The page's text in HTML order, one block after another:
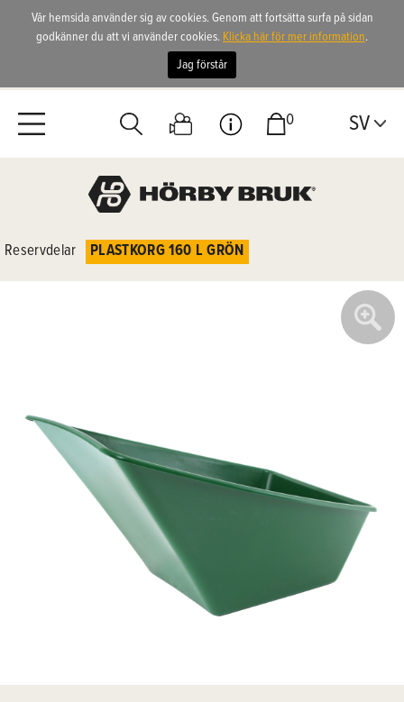
0 SV
Reservdelar PLASTKORG 160 L GRÖN
Vår hemsida använder sig av cookies. Genom att fortsätta surfa på sidan
godkänner du att vi använder cookies. Klicka här för mer information.
Jag förstår